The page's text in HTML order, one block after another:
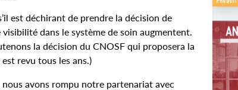
est déchirant de prendre la décision de
dans le système de soin augmentent.
la décision du CNOSF qui proposera la
revu tous les ans.)
avons rompu notre partenariat avec